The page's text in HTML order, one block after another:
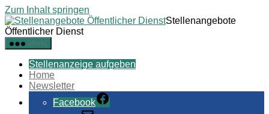
Zum Inhalt springen
Stellenangebote
Öffentlicher Dienst
Menü
Stellenanzeige aufgeben
Home
Newsletter
Facebook